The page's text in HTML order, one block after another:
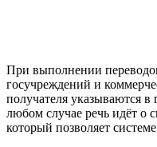
При выполнении
госучреждений и
получателя указываются
любом случае речь идёт о
который позволяет